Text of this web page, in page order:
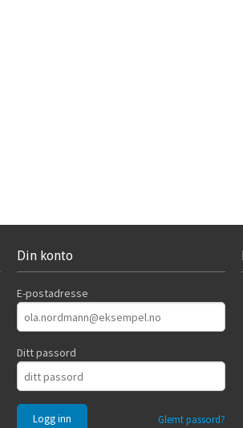
Din konto
E-postadresse
Ditt passord
Glemt passord?